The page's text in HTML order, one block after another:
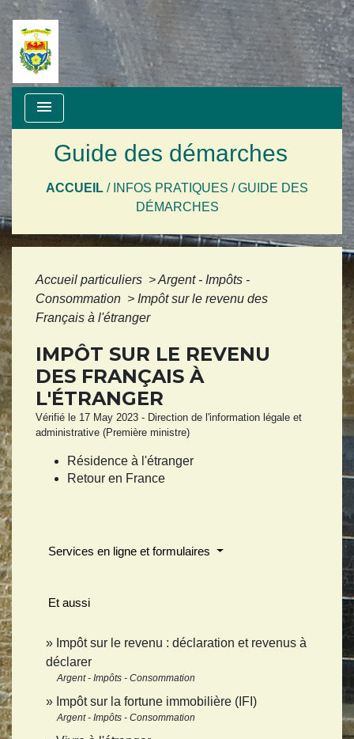
menu
Guide des démarches
ACCUEIL / INFOS PRATIQUES /GUIDE DES
DÉMARCHES
Accueil particuliers >Argent - Impôts -
Consommation > Impôt sur le revenu des
Français à l'étranger
IMPÔT SUR LE REVENU
DES FRANÇAIS À
L'ÉTRANGER
Vérifié le 17 May 2023 - Direction de l'information légale et
administrative (Première ministre)
Résidence à l'étranger
Retour en France
Services en ligne et formulaires
Et aussi
Impôt sur le revenu : déclaration et revenus à
déclarer
Argent - Impôts - Consommation
Impôt sur la fortune immobilière (IFI)
Argent - Impôts - Consommation